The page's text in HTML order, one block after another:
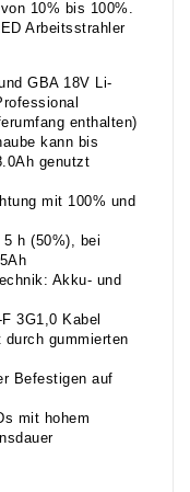
10% bis 100%.
Arbeitsstrahler
GBA 18V Li-
enthalten)
kann bis
genutzt
mit 100% und
h (50%), bei
Akku- und
3G1,0 Kabel
gummierten
Befestigen auf
mit hohem